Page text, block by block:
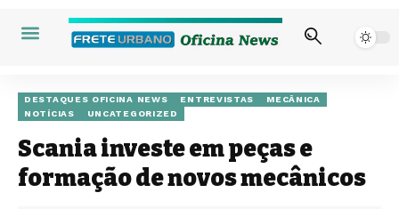
DESTAQUES OFICINA NEWS ENTREVISTAS
MECÂNICA
NOTÍCIAS
UNCATEGORIZED
Scania investe em peças e
formação de novos mecânicos